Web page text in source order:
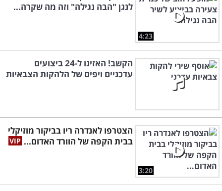
4:23
לנגן "הבה נגילה" וזה מה שקרה...
הקשב! האזינו ל-24 ביצועים
עדכניים ויפים של הלהקות הצבאיות
3:20
הצטרפו לאנדרה ריו בביקור מוזיקלי
בבית הקפה של הוורד האדום...